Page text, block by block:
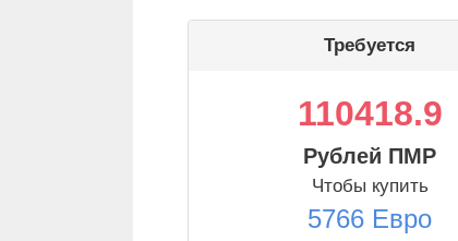
Требуется
110418.9
Рублей ПМР
Чтобы купить
5766 Евро